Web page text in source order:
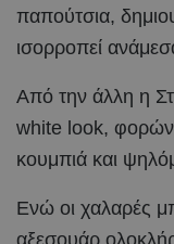
παπούτσια,
ισορροπεί
Από την άλλη η
white look,
κουμπιά και
Ενώ οι χαλαρές
αξεσουάρ